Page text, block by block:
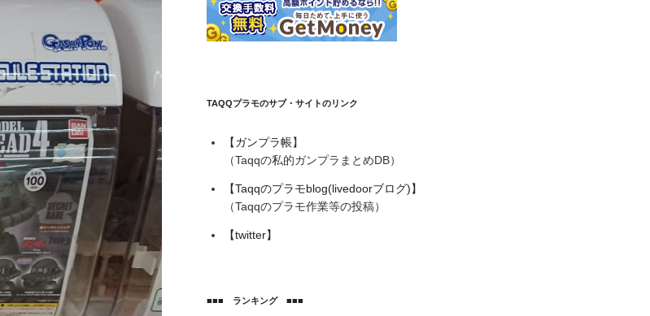
TAQQプラモのサブ・サイトのリンク
【ガンプラ帳】
（Taqqの私的ガンプラまとめDB）
【Taqqのプラモblog(livedoorブログ)】
（Taqqのプラモ作業等の投稿）
【twitter】
■■■ ランキング ■■■